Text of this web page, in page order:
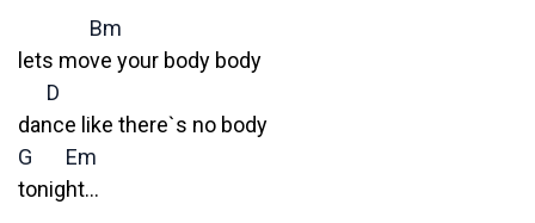
Bm
lets move your body body
D
dance like there`s no body
G
Em
tonight…